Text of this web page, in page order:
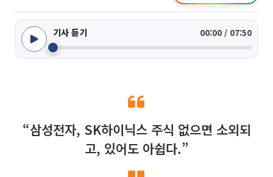
기사 듣기 00:00 / 07:50
“삼성전자, SK하이닉스 주식 없으면 소외되
고, 있어도 아쉽다.”